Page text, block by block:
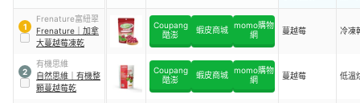
1
Frenature富紐翠
Frenature
加拿
大蔓越莓凍乾
Coupang
酷澎
蝦皮商城 momo購物
網
蔓越莓 冷凍
2
有機思維
自然思維
有機整
顆蔓越莓乾
Coupang
酷澎
蝦皮商城 momo購物
網
蔓越莓 低溫